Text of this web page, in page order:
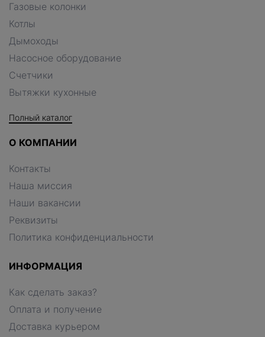
Газовые колонки
Котлы
Дымоходы
Насосное оборудование
Счетчики
Вытяжки кухонные
Полный каталог
О КОМПАНИИ
Контакты
Наша миссия
Наши вакансии
Реквизиты
Политика конфиденциальности
ИНФОРМАЦИЯ
Как сделать заказ?
Оплата и получение
Доставка курьером